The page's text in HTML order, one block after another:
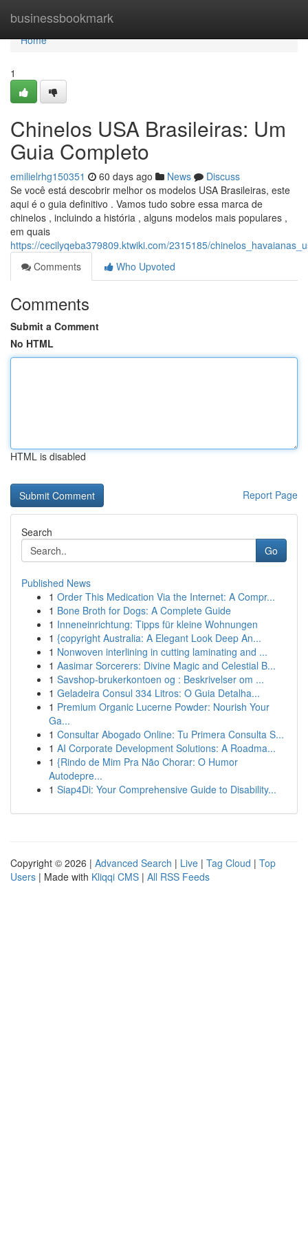
businessbookmark
Home
Home
1
Chinelos USA Brasileiras: Um
Guia Completo
emilielrhg150351 60 days ago News
Discuss
Se você está descobrir melhor os modelos USA Brasileiras, este
aqui é o guia definitivo . Vamos tudo sobre essa marca de
chinelos , incluindo a história , alguns modelos mais populares ,
em quais
https://cecilyqeba379809.ktwiki.com/2315185/
Comments
Who Upvoted
Comments
Submit a Comment
No HTML
HTML is disabled
Report Page
Search
Go
Published News
1 Order This Medication Via the Internet: A Compr...
1 Bone Broth for Dogs: A Complete Guide
1 Inneneinrichtung: Tipps für kleine Wohnungen
1 {copyright Australia: A Elegant Look Deep An...
1 Nonwoven interlining in cutting laminating and ...
1 Aasimar Sorcerers: Divine Magic and Celestial B...
1 Savshop-brukerkontoen og : Beskrivelser om ...
1 Geladeira Consul 334 Litros: O Guia Detalha...
1 Premium Organic Lucerne Powder: Nourish Your
Ga...
1 Consultar Abogado Online: Tu Primera Consulta S...
1 AI Corporate Development Solutions: A Roadma...
1 {Rindo de Mim Pra Não Chorar: O Humor
Autodepre...
1 Siap4Di: Your Comprehensive Guide to Disability...
Copyright © 2026 | Advanced Search | Live | Tag Cloud | Top
Users | Made with Kliqqi CMS | All RSS Feeds